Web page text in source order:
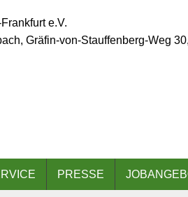
e.V.
Gräfin-von-Stauffenberg-Weg
PRESSE